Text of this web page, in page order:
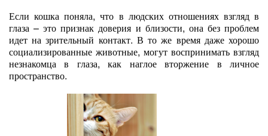
Если кошка поняла, что в людских отношениях взгляд в
глаза – это признак доверия и близости, она без проблем
идет на зрительный контакт. В то же время даже хорошо
социализированные животные, могут воспринимать взгляд
незнакомца в глаза, как наглое вторжение в личное
пространство.